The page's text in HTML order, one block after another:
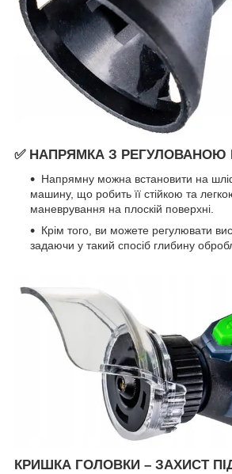
✅ НАПРЯМКА З РЕГУЛОВАНОЮ
Напрямну можна встановити на
машину, що робить її стійкою та
маневрування на плоскій поверхні.
Крім того, ви можете регулювати
задаючи у такий спосіб глибину
КРИШКА ГОЛОВКИ – ЗАХИСТ